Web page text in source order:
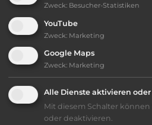
Telefon:
Sehenswürdigkeiten:
Zweck: Besucher-Statistiken
YouTube
Zweck: Marketing
Google Maps
Zweck: Marketing
Alle Dienste aktivieren
Mit diesem Schalter können
oder deaktivieren.